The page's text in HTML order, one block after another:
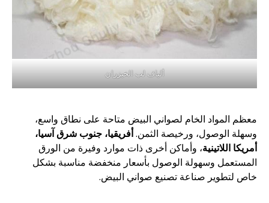
ألياف لب الخيزران
معظم المواد الخام لصواني البيض متاحة على نطاق واسع،
وسهلة الوصول، ورخيصة الثمن.أفريقيا، جنوب شرق آسيا،
أمريكا اللاتينية، وأماكن أخرى ذات موارد وفيرة من الورق
المستعمل وسهولة الوصول بأسعار منخفضة مناسبة بشكل
خاص لتطوير صناعة تصنيع صواني البيض.